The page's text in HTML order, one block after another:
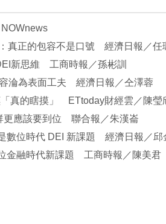
真正的包容不是口號 經濟日報／任
新思維 工商時報／孫彬訓
淪為表面工夫 經濟日報／仝澤蓉
真的瞎摸」 ETtoday財經雲／陳瑩
更應該要到位 聯合報／朱漢崙
數位時代 DEI 新課題 經濟日報／邱
金融時代新課題 工商時報／陳美君